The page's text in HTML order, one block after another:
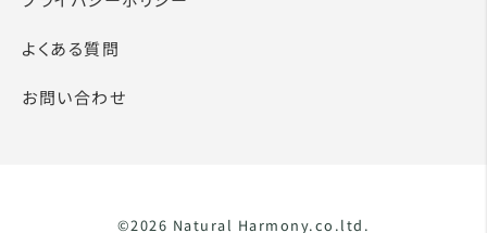
よくある質問
お問い合わせ
©2026 Natural Harmony.co.ltd.